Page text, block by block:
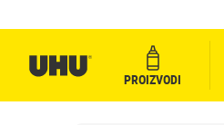
PROIZVODI